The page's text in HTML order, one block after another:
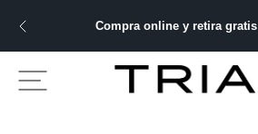
Compra online y retira
BUSCADOS